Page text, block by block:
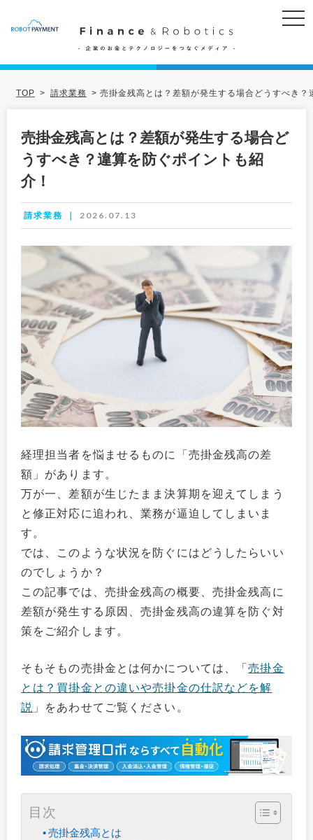
TOP > 請求業務 > 売掛金残高とは？差額が発生する場合どうすべき
売掛金残高とは？差額が発生する場合ど
うすべき？違算を防ぐポイントも紹
介！
請求業務 2026.07.13
経理担当者を悩ませるものに「売掛金残高の差
額」があります。
万が一、差額が生じたまま決算期を迎えてしまう
と修正対応に追われ、業務が逼迫してしまいま
す。
では、このような状況を防ぐにはどうしたらいい
のでしょうか？
この記事では、売掛金残高の概要、売掛金残高に
差額が発生する原因、売掛金残高の違算を防ぐ対
策をご紹介します。
そもそもの売掛金とは何かについては、「売掛金
とは？買掛金との違いや売掛金の仕訳などを解
説 」をあわせてご覧ください。
目次
売掛金残高とは